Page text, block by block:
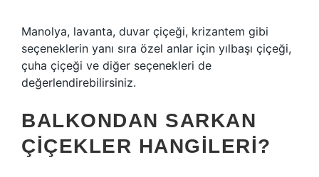
Manolya, lavanta, duvar çiçeği, krizantem gibi
seçeneklerin yanı sıra özel anlar için yılbaşı çiçeği,
çuha çiçeği ve diğer seçenekleri de
değerlendirebilirsiniz.
BALKONDAN SARKAN
ÇIÇEKLER HANGILERI?